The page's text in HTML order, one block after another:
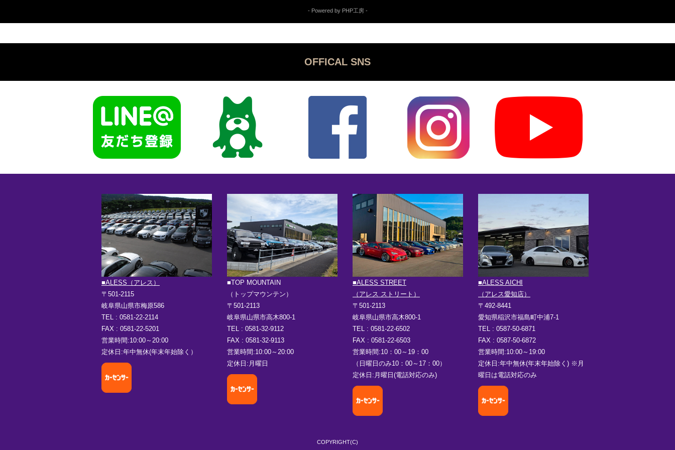
- Powered by PHP工房 -
OFFICAL SNS
■ALESS（アレス）
〒501-2115
岐阜県山県市梅原586
TEL : 0581-22-2114
FAX : 0581-22-5201
営業時間:10:00～20:00
定休日:年中無休(年末年始除く）
■TOP MOUNTAIN
（トップマウンテン）
〒501-2113
岐阜県山県市高木800-1
TEL : 0581-32-9112
FAX : 0581-32-9113
営業時間:10:00～20:00
定休日:月曜日
■ALESS STREET
（アレス ストリート）
〒501-2113
岐阜県山県市高木800-1
TEL : 0581-22-6502
FAX : 0581-22-6503
営業時間:10：00～19：00
（日曜日のみ10：00～17：00）
定休日:月曜日(電話対応のみ)
■ALESS AICHI
（アレス愛知店）
〒492-8441
愛知県稲沢市福島町中浦7-1
TEL : 0587-50-6871
FAX : 0587-50-6872
営業時間:10:00～19:00
定休日:年中無休(年末年始除く) ※月
曜日は電話対応のみ
COPYRIGHT(C)